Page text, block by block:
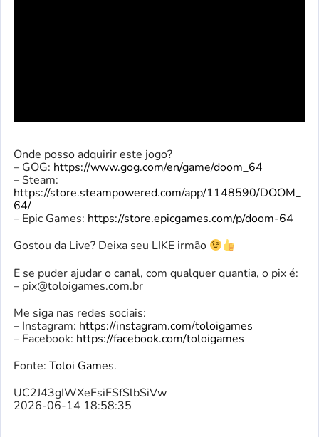
Onde posso adquirir este jogo?
– GOG: https://www.gog.com/en/game/doom_64
– Steam:
https://store.steampowered.com/app/1148590/DOOM_
64/
– Epic Games: https://store.epicgames.com/p/doom-64
Gostou da Live? Deixa seu LIKE irmão
E se puder ajudar o canal, com qualquer quantia, o pix é:
– pix@toloigames.com.br
Me siga nas redes sociais:
– Instagram: https://instagram.com/toloigames
– Facebook: https://facebook.com/toloigames
Fonte: Toloi Games.
UC2J43gIWXeFsiFSfSlbSiVw
2026-06-14 18:58:35